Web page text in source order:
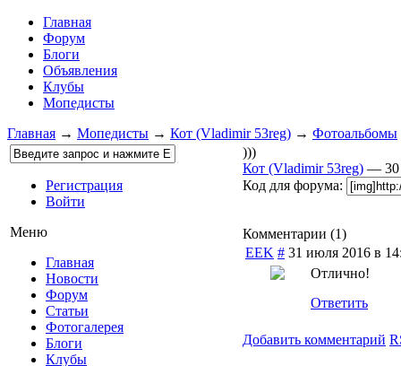
Главная
Форум
Блоги
Объявления
Клубы
Мопедисты
Главная → Мопедисты → Кот (Vladimir 53reg) → Фотоальбомы
Регистрация
Войти
Меню
Главная
Новости
Форум
Статьи
Фотогалерея
Блоги
Клубы
)))
Кот (Vladimir 53reg) — 30
Код для форума:
Комментарии (1)
EEK # 31 июля 2016 в
Отлично!
Ответить
Добавить комментарий